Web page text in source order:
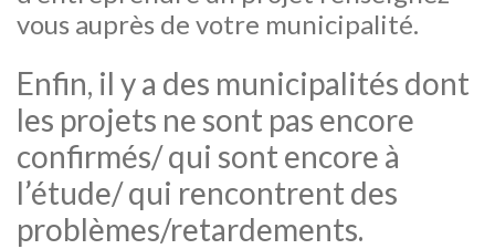
vous auprès de votre municipalité.
Enfin, il y a des municipalités dont
les projets ne sont pas encore
confirmés/ qui sont encore à
l’étude/ qui rencontrent des
problèmes/retardements.